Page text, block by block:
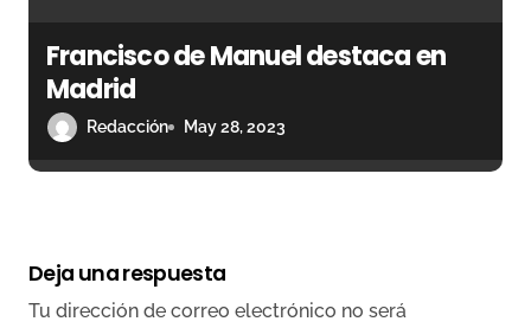
Francisco de Manuel destaca en
Madrid
Redacción May 28, 2023
Deja una respuesta
Tu dirección de correo electrónico no será